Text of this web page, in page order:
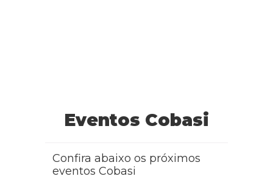
Eventos Cobasi
Confira abaixo os próximos
eventos Cobasi